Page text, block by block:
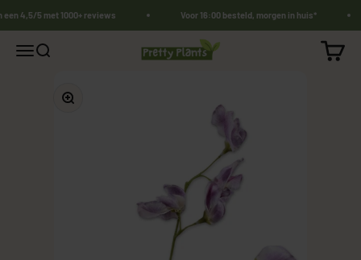
een 4,5/5 met 1000+ reviews Voor 16:00 besteld, morgen in huis*
Navigatiemenu openen
Zoeken openen
PrettyPlants.nl
In-/uitzoomen